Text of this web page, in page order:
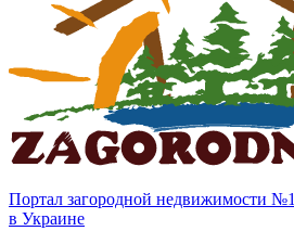
Портал загородной недвижимости №1
в Украине